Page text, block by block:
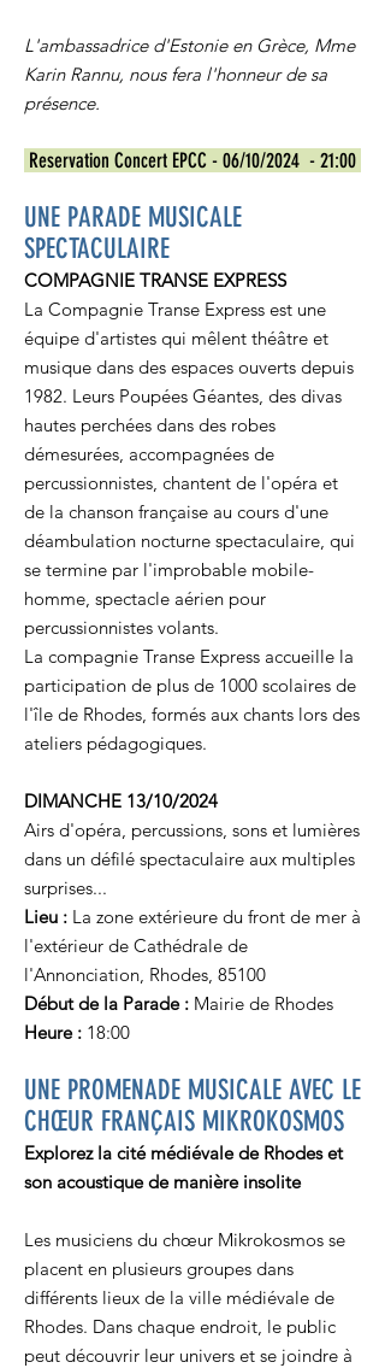
L'ambassadrice d'Estonie en Grèce, Mme
Karin Rannu, nous fera l'honneur de sa
présence.
Reservation Concert EPCC - 06/10/2024 - 21:00
UNE PARADE MUSICALE
SPECTACULAIRE
COMPAGNIE TRANSE EXPRESS
La Compagnie Transe Express est une
équipe d'artistes qui mêlent théâtre et
musique dans des espaces ouverts depuis
1982. Leurs Poupées Géantes, des divas
hautes perchées dans des robes
démesurées, accompagnées de
percussionnistes, chantent de l'opéra et
de la chanson française au cours d'une
déambulation nocturne spectaculaire, qui
se termine par l'improbable mobile-
homme, spectacle aérien pour
percussionnistes volants.
La compagnie Transe Express accueille la
participation de plus de 1000 scolaires de
l'île de Rhodes, formés aux chants lors des
ateliers pédagogiques.
DIMANCHE 13/10/2024
Airs d'opéra, percussions, sons et lumières
dans un défilé spectaculaire aux multiples
surprises...
Lieu : La zone extérieure du front de mer à
l'extérieur de Cathédrale de
l'Annonciation, Rhodes, 85100
Début de la Parade : Mairie de Rhodes
Heure : 18:00
UNE PROMENADE MUSICALE AVEC LE
CHŒUR FRANÇAIS MIKROKOSMOS
Explorez la cité médiévale de Rhodes et
son acoustique de manière insolite
Les musiciens du chœur Mikrokosmos se
placent en plusieurs groupes dans
différents lieux de la ville médiévale de
Rhodes. Dans chaque endroit, le public
peut découvrir leur univers et se joindre à